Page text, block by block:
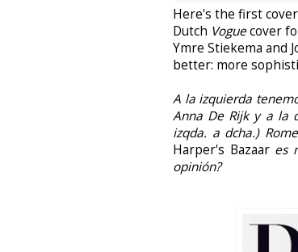
Here's the first
Dutch Voguecover
Ymre Stiekema and
better: more
A la izquierda
Anna De Rijk y a la
izqda. a dcha.)
Harper's Bazaar es
opinión?